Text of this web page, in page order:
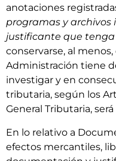
anotaciones
programas y archivos
justificante que
conservarse, al
Administración tiene
investigar y en
tributaria, según los
General Tributaria,
En lo relativo a
efectos mercantiles,